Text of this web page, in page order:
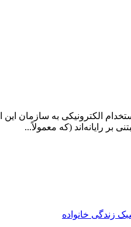
الکترونیکی به سازمان این
بر رایانه‌اند (که معمولاً...
زندگی خانواده